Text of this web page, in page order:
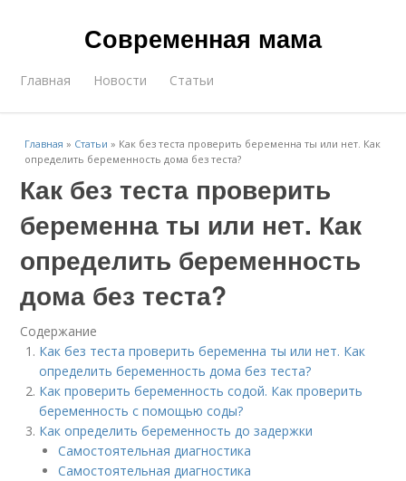
Современная мама
Главная Новости Статьи
Главная » Статьи » Как без теста проверить беременна ты или нет. Как
определить беременность дома без теста?
Как без теста проверить
беременна ты или нет. Как
определить беременность
дома без теста?
Содержание
Как без теста проверить беременна ты или нет. Как
определить беременность дома без теста?
Как проверить беременность содой. Как проверить
беременность с помощью соды?
Как определить беременность до задержки
Самостоятельная диагностика
Самостоятельная диагностика